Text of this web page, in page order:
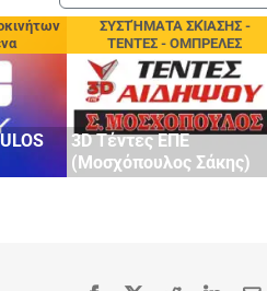
ΣΥΣΤΉΜΑΤΑ ΣΚΊΑΣΗΣ -
ΤΕΝΤΕΣ - ΟΜΠΡΕΛΕΣ
3D Τέντες ΕΠΕ
(Μοσχόπουλος Σάκης)